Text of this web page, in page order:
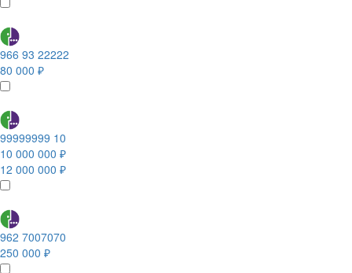
966 93 22222
80 000 ₽
99999999 10
10 000 000 ₽
12 000 000 ₽
962 7007070
250 000 ₽